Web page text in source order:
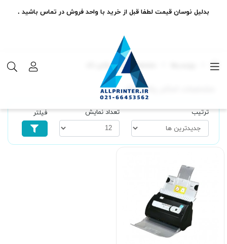
مشخصات اسکنر پلاس تک
مشخصات اسکنر پلاس تک
ترتیب تعداد نمایش فیلتر
بدلیل نوسان قیمت لطفا قبل از خرید با واحد فروش در تماس باشید .